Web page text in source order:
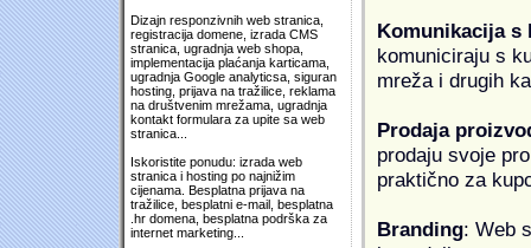
Dizajn responzivnih web stranica,
registracija domene, izrada CMS
stranica, ugradnja web shopa,
implementacija plaćanja karticama,
ugradnja Google analyticsa, siguran
hosting, prijava na tražilice, reklama
na društvenim mrežama, ugradnja
kontakt formulara za upite sa web
stranica...
Iskoristite ponudu: izrada web
stranica i hosting po najnižim
cijenama. Besplatna prijava na
tražilice, besplatni e-mail, besplatna
.hr domena, besplatna podrška za
internet marketing...
Komunikacija s
komuniciraju s
mreža i drugih
Prodaja
prodaju svoje
praktično za
Branding: Web